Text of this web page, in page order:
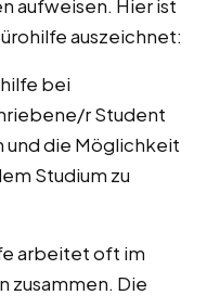
aufweisen. Hier ist
auszeichnet:
bei
r Student
und die Möglichkeit
Studium zu
arbeitet oft im
zusammen. Die